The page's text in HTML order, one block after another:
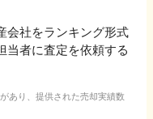
会社をランキング形式
当者に査定を依頼する
あり、提供された売却実績数